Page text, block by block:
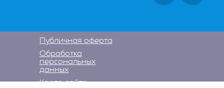
Публичная оферта
Обработка
персональных
данных
Карта сайта